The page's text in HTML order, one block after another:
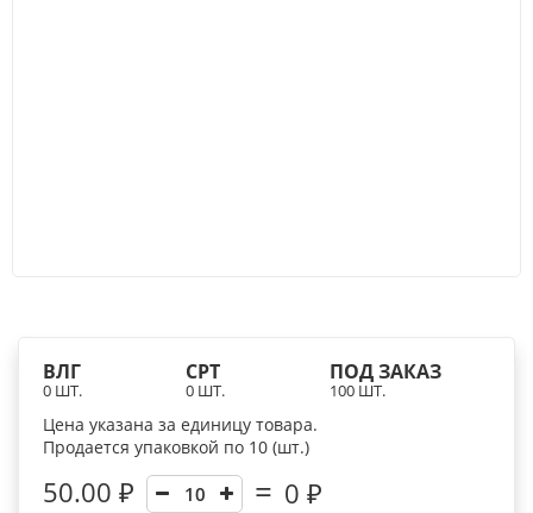
ВЛГ
0 ШТ.
СРТ
0 ШТ.
ПОД ЗАКАЗ
100 ШТ.
Цена указана за единицу товара.
Продается упаковкой по 10 (шт.)
50.00 ₽ 0 ₽